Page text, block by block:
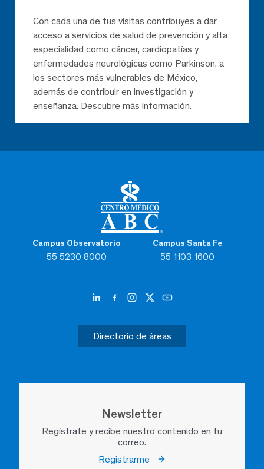
Campus Observatorio
55 5230 8000
Campus Santa Fe
55 1103 1600
Directorio de áreas
Newsletter
Regístrate y recibe nuestro contenido en tu
correo.
Registrarme
Con cada una de tus visitas contribuyes a dar
acceso a servicios de salud de prevención y alta
especialidad como cáncer, cardiopatías y
enfermedades neurológicas como Parkinson, a
los sectores más vulnerables de México,
además de contribuir en investigación y
enseñanza. Descubre más información.